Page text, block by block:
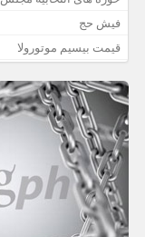
فیش حج
قیمت بیسیم موتورولا